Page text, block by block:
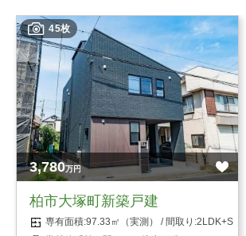
45枚
3,780万円
柏市大塚町新築戸建
97.33㎡（実測）
2LDK+S（